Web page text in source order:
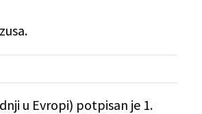
u Evropi) potpisan je 1.